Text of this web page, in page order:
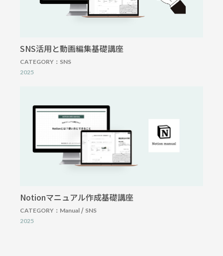
SNS活用と動画編集基礎講座
CATEGORY： SNS
2025
Notionマニュアル作成基礎講座
CATEGORY： Manual / SNS
2025